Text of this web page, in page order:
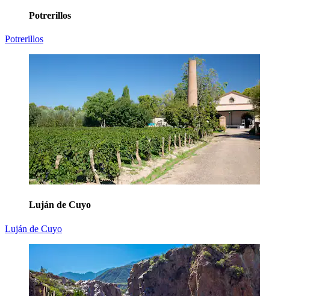
Potrerillos
Potrerillos
Luján de Cuyo
Luján de Cuyo